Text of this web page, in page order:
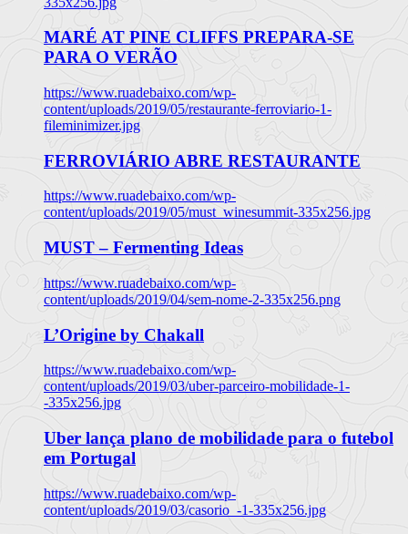
MARÉ AT PINE CLIFFS PREPARA-SE
PARA O VERÃO
https://www.ruadebaixo.com/wp-
content/uploads/2019/05/restaurante-ferroviario-1-
fileminimizer.jpg
FERROVIÁRIO ABRE RESTAURANTE
https://www.ruadebaixo.com/wp-
content/uploads/2019/05/must_winesummit-335x256.jpg
MUST – Fermenting Ideas
https://www.ruadebaixo.com/wp-
content/uploads/2019/04/sem-nome-2-335x256.png
L’Origine by Chakall
https://www.ruadebaixo.com/wp-
content/uploads/2019/03/uber-parceiro-mobilidade-1-
-335x256.jpg
Uber lança plano de mobilidade para o futebol
em Portugal
https://www.ruadebaixo.com/wp-
content/uploads/2019/03/casorio_-1-335x256.jpg